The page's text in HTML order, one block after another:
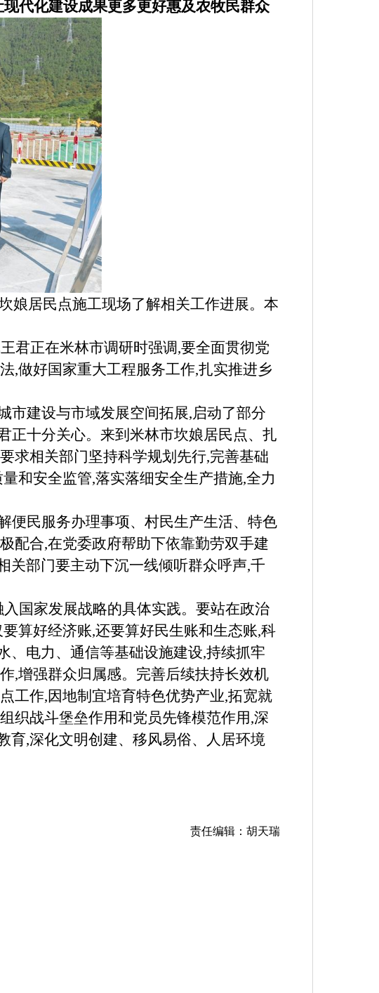
现代化建设成果更多更好惠及农牧民群众
娘居民点施工现场了解相关工作进展。本
君正在米林市调研时强调,要全面贯彻党
,做好国家重大工程服务工作,扎实推进乡
市建设与市域发展空间拓展,启动了部分
正十分关心。来到米林市坎娘居民点、扎
求相关部门坚持科学规划先行,完善基础
和安全监管,落实落细安全生产措施,全力
便民服务办理事项、村民生产生活、特色
配合,在党委政府帮助下依靠勤劳双手建
关部门要主动下沉一线倾听群众呼声,千
国家发展战略的具体实践。要站在政治
算好经济账,还要算好民生账和生态账,科
、电力、通信等基础设施建设,持续抓牢
,增强群众归属感。完善后续扶持长效机
工作,因地制宜培育特色优势产业,拓宽就
织战斗堡垒作用和党员先锋模范作用,深
育,深化文明创建、移风易俗、人居环境
责任编辑：胡天瑞